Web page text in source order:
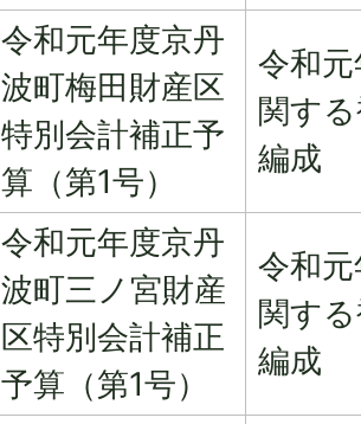
令和元年度京丹
波町梅田財産区
特別会計補正予
算（第1号）
令和
関す
編成
令和元年度京丹
波町三ノ宮財産
区特別会計補正
予算（第1号）
令和
関す
編成